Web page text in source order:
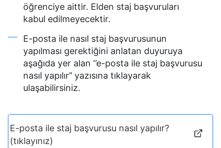
öğrenciye aittir. Elden staj başvuruları
kabul edilmeyecektir.
E-posta ile nasıl staj başvurusunun
yapılması gerektiğini anlatan duyuruya
aşağıda yer alan ‘’e-posta ile staj başvurusu
nasıl yapılır’’ yazısına tıklayarak
ulaşabilirsiniz.
E-posta ile staj başvurusu nasıl yapılır?
(tıklayınız)